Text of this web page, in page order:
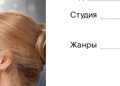
Студия
Жанры